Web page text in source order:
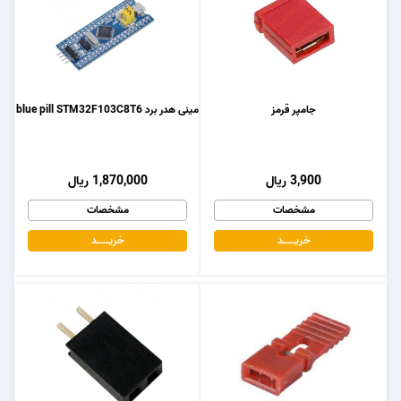
مینی هدر برد blue pill STM32F103C8T6
1,870,000 ریال
مشخصات
خریـــــــد
جامپر قرمز
3,900 ریال
مشخصات
خریـــــــد